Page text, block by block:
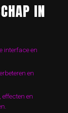
IN
interface en
en
en